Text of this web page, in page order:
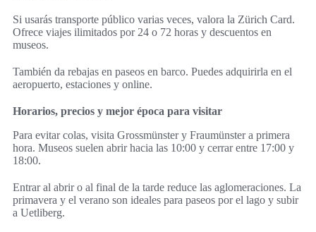
Si usarás transporte público varias veces, valora la Zürich Card.
Ofrece viajes ilimitados por 24 o 72 horas y descuentos en
museos.
También da rebajas en paseos en barco. Puedes adquirirla en el
aeropuerto, estaciones y online.
Horarios, precios y mejor época para visitar
Para evitar colas, visita Grossmünster y Fraumünster a primera
hora. Museos suelen abrir hacia las 10:00 y cerrar entre 17:00 y
18:00.
Entrar al abrir o al final de la tarde reduce las aglomeraciones. La
primavera y el verano son ideales para paseos por el lago y subir
a Uetliberg.